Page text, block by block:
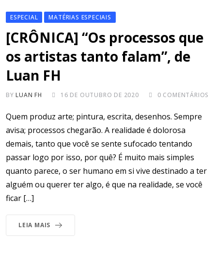
ESPECIAL MATÉRIAS ESPECIAIS
[CRÔNICA] “Os processos que
os artistas tanto falam”, de
Luan FH
BYLUAN FH 16 DE OUTUBRO DE 2020 0 COMENTÁRIOS
Quem produz arte; pintura, escrita, desenhos. Sempre
avisa; processos chegarão. A realidade é dolorosa
demais, tanto que você se sente sufocado tentando
passar logo por isso, por quê? É muito mais simples
quanto parece, o ser humano em si vive destinado a ter
alguém ou querer ter algo, é que na realidade, se você
ficar […]
LEIA MAIS